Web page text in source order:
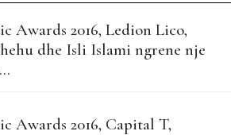
Awards 2016, Ledion Lico,
dhe Isli Islami ngrene nje
Awards 2016, Capital T,